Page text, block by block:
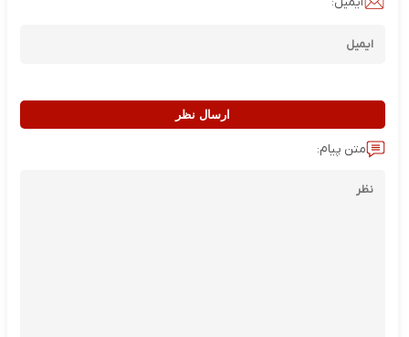
ارسال نظر
متن پیام: